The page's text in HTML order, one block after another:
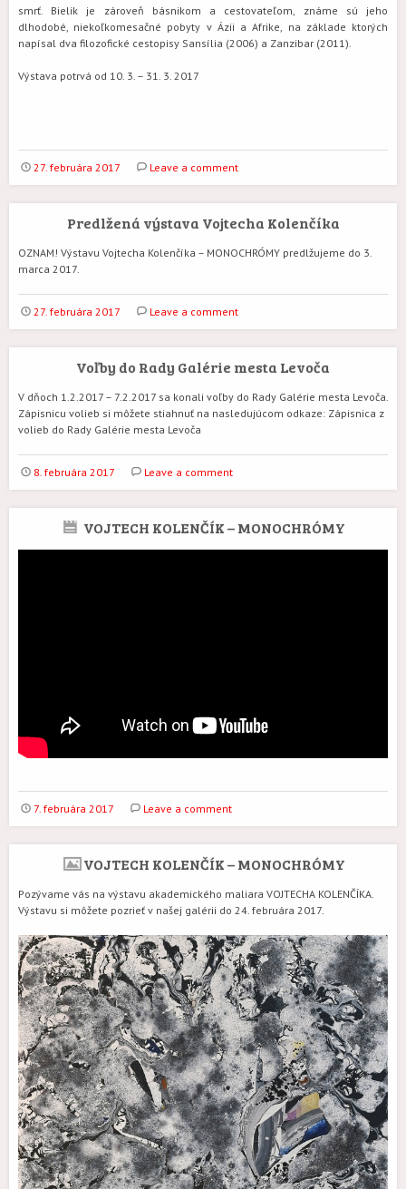
smrť. Bielik je zároveň básnikom a cestovateľom, známe sú jeho
dlhodobé, niekoľkomesačné pobyty v Ázii a Afrike, na základe ktorých
napísal dva filozofické cestopisy Sansília (2006) a Zanzibar (2011).
Výstava potrvá od 10. 3. – 31. 3. 2017
27. februára 2017 Leave a comment
Predlžená výstava Vojtecha Kolenčíka
OZNAM! Výstavu Vojtecha Kolenčíka – MONOCHRÓMY predlžujeme do 3.
marca 2017.
27. februára 2017 Leave a comment
Voľby do Rady Galérie mesta Levoča
V dňoch 1.2.2017 – 7.2.2017 sa konali voľby do Rady Galérie mesta Levoča.
Zápisnicu volieb si môžete stiahnuť na nasledujúcom odkaze: Zápisnica z
volieb do Rady Galérie mesta Levoča
8. februára 2017 Leave a comment
VOJTECH KOLENČÍK – MONOCHRÓMY
7. februára 2017 Leave a comment
VOJTECH KOLENČÍK – MONOCHRÓMY
Pozývame vás na výstavu akademického maliara VOJTECHA KOLENČÍKA.
Výstavu si môžete pozrieť v našej galérii do 24. februára 2017.